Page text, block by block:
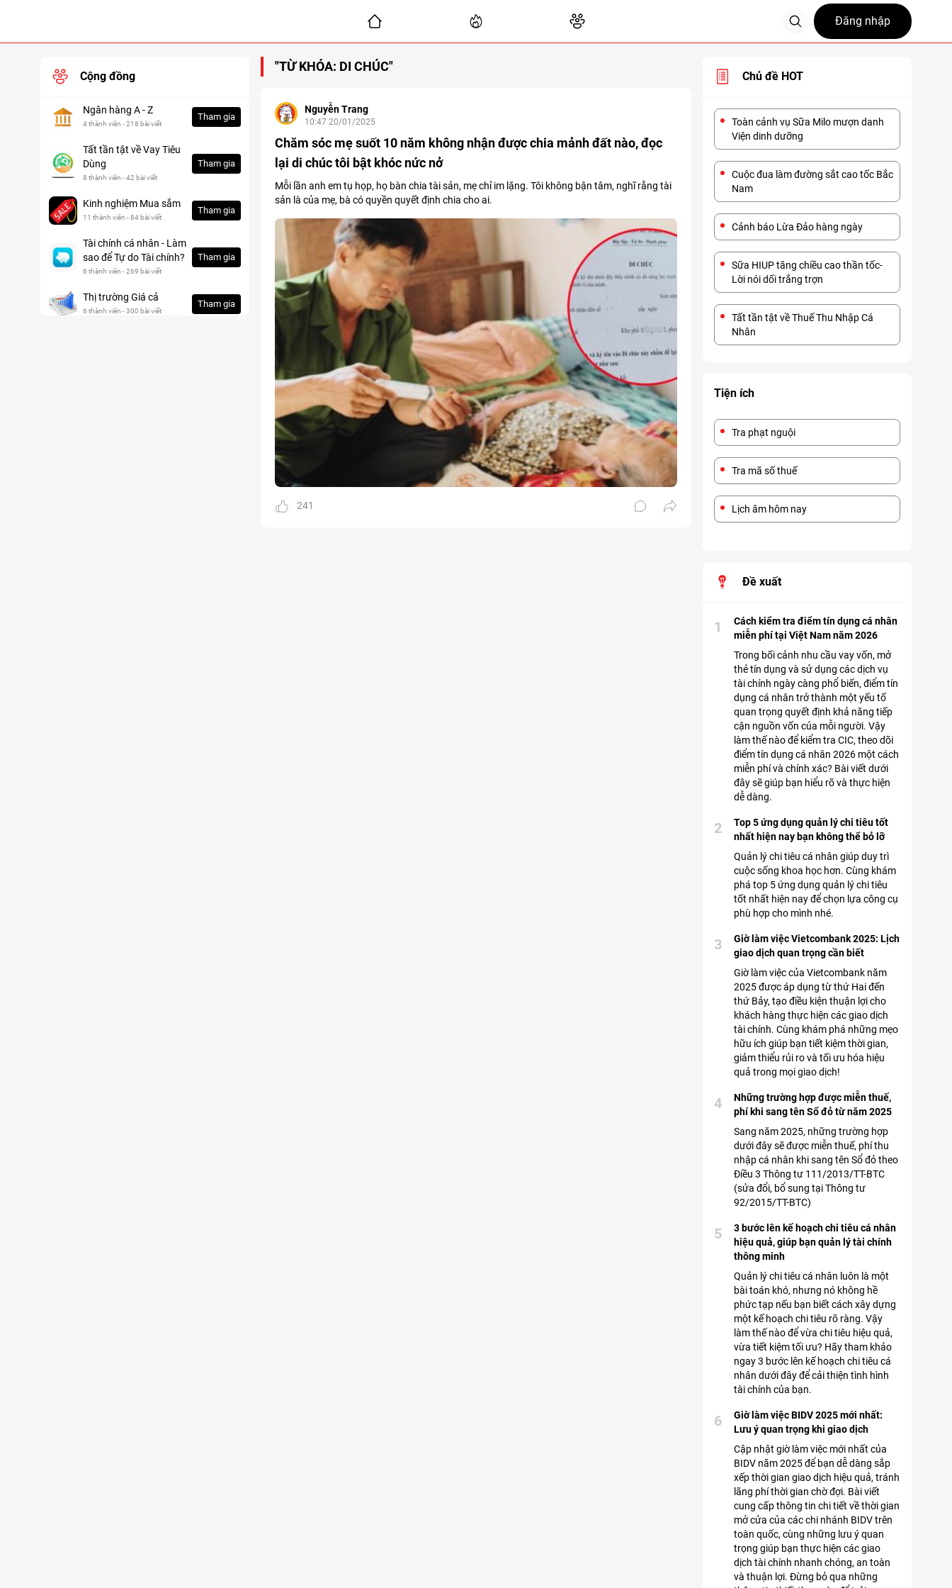
Đăng nhập
Cộng đồng
Ngân hàng A - Z
4 thành viên - 218 bài viết
Tham gia
Tất tần tật về Vay Tiêu
Dùng
8 thành viên - 42 bài viết
Tham gia
Kinh nghiệm Mua sắm
11 thành viên - 84 bài viết
Tham gia
Tài chính cá nhân - Làm
sao để Tự do Tài chính?
6 thành viên - 269 bài viết
Tham gia
Thị trường Giá cả
6 thành viên - 300 bài viết
Tham gia
"TỪ KHÓA: DI CHÚC"
Nguyễn Trang
10:47 20/01/2025
Chăm sóc mẹ suốt 10 năm không nhận được chia mảnh đất nào, đọc
lại di chúc tôi bật khóc nức nở
Mỗi lần anh em tụ họp, họ bàn chia tài sản, mẹ chỉ im lặng. Tôi không bận tâm, nghĩ rằng tài
sản là của mẹ, bà có quyền quyết định chia cho ai.
241
Chủ đề HOT
Toàn cảnh vụ Sữa Milo mượn danh
Viện dinh dưỡng
Cuộc đua làm đường sắt cao tốc Bắc
Nam
Cảnh báo Lừa Đảo hàng ngày
Sữa HIUP tăng chiều cao thần tốc-
Lời nói dối trắng trợn
Tất tần tật về Thuế Thu Nhập Cá
Nhân
Tiện ích
Tra phạt nguội
Tra mã số thuế
Lịch âm hôm nay
Đề xuất
Cách kiểm tra điểm tín dụng cá nhân
miễn phí tại Việt Nam năm 2026
1
Trong bối cảnh nhu cầu vay vốn, mở
thẻ tín dụng và sử dụng các dịch vụ
tài chính ngày càng phổ biến, điểm tín
dụng cá nhân trở thành một yếu tố
quan trọng quyết định khả năng tiếp
cận nguồn vốn của mỗi người. Vậy
làm thế nào để kiểm tra CIC, theo dõi
điểm tín dụng cá nhân 2026 một cách
miễn phí và chính xác? Bài viết dưới
đây sẽ giúp bạn hiểu rõ và thực hiện
dễ dàng.
Top 5 ứng dụng quản lý chi tiêu tốt
nhất hiện nay bạn không thể bỏ lỡ
2
Quản lý chi tiêu cá nhân giúp duy trì
cuộc sống khoa học hơn. Cùng khám
phá top 5 ứng dụng quản lý chi tiêu
tốt nhất hiện nay để chọn lựa công cụ
phù hợp cho mình nhé.
Giờ làm việc Vietcombank 2025: Lịch
giao dịch quan trọng cần biết
3
Giờ làm việc của Vietcombank năm
2025 được áp dụng từ thứ Hai đến
thứ Bảy, tạo điều kiện thuận lợi cho
khách hàng thực hiện các giao dịch
tài chính. Cùng khám phá những mẹo
hữu ích giúp bạn tiết kiệm thời gian,
giảm thiểu rủi ro và tối ưu hóa hiệu
quả trong mọi giao dịch!
Những trường hợp được miễn thuế,
phí khi sang tên Sổ đỏ từ năm 2025
4
Sang năm 2025, những trường hợp
dưới đây sẽ được miễn thuế, phí thu
nhập cá nhân khi sang tên Sổ đỏ theo
Điều 3 Thông tư 111/2013/TT-BTC
(sửa đổi, bổ sung tại Thông tư
92/2015/TT-BTC)
3 bước lên kế hoạch chi tiêu cá nhân
hiệu quả, giúp bạn quản lý tài chính
thông minh
5
Quản lý chi tiêu cá nhân luôn là một
bài toán khó, nhưng nó không hề
phức tạp nếu bạn biết cách xây dựng
một kế hoạch chi tiêu rõ ràng. Vậy
làm thế nào để vừa chi tiêu hiệu quả,
vừa tiết kiệm tối ưu? Hãy tham khảo
ngay 3 bước lên kế hoạch chi tiêu cá
nhân dưới đây để cải thiện tình hình
tài chính của bạn.
Giờ làm việc BIDV 2025 mới nhất:
Lưu ý quan trọng khi giao dịch
6
Cập nhật giờ làm việc mới nhất của
BIDV năm 2025 để bạn dễ dàng sắp
xếp thời gian giao dịch hiệu quả, tránh
lãng phí thời gian chờ đợi. Bài viết
cung cấp thông tin chi tiết về thời gian
mở cửa của các chi nhánh BIDV trên
toàn quốc, cùng những lưu ý quan
trọng giúp bạn thực hiện các giao
dịch tài chính nhanh chóng, an toàn
và thuận lợi. Đừng bỏ qua những